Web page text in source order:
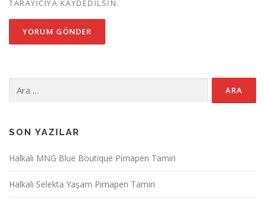
TARAYICIYA KAYDEDILSIN.
SON YAZILAR
Halkalı MNG Blue Boutique Pimapen Tamiri
Halkalı Selekta Yaşam Pimapen Tamiri